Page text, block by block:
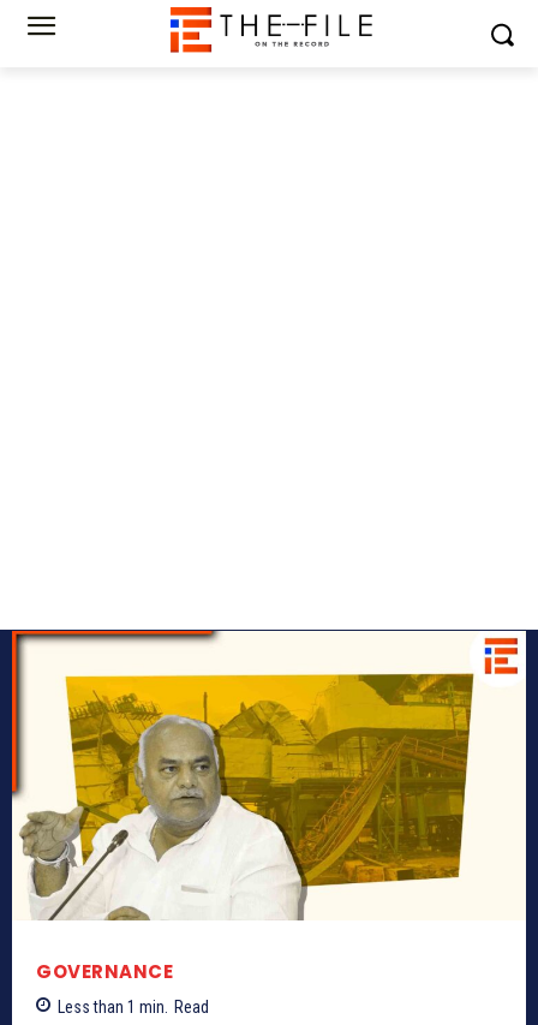
GOVERNANCE
Less than 1 min. Read